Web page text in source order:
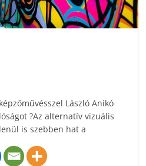
László Anikó
?Az alternatív vizuális
is szebben hat a